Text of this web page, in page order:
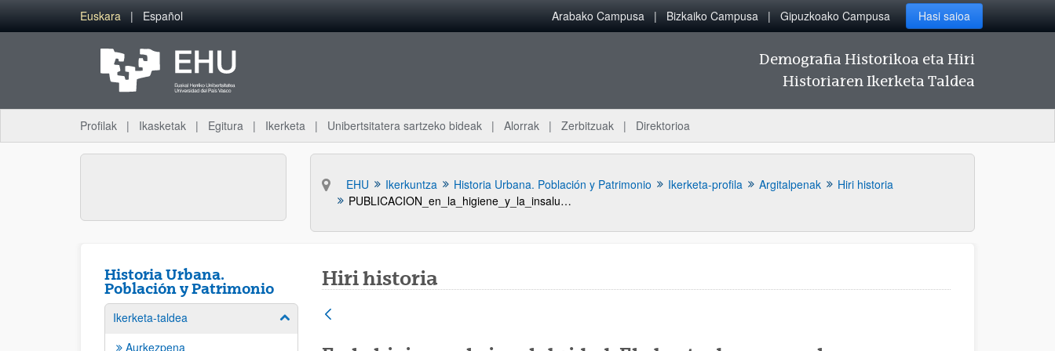
Eduki nagusira joan
Euskara Español Arabako Campusa Bizkaiko Campusa Gipuzkoako Campusa Hasi saioa
Demografia Historikoa eta Hiri
Historiaren Ikerketa Taldea
Profilak Ikasketak Egitura Ikerketa Unibertsitatera sartzeko bideak Alorrak Zerbitzuak Direktorioa
EHU Ikerkuntza Historia Urbana. Población y Patrimonio Ikerketa-profila Argitalpenak
Hiri historia
PUBLICACION_en_la_higiene_y_la_insalubridad_el_abasto_de_agua_en_los_principales_centros_urbanos_de_chiapas_1880_1940
Historia Urbana.
Población y Patrimonio
Ikerketa-taldea Erakutsi/izkutatu azpiorriak
Aurkezpena
Hiri historia